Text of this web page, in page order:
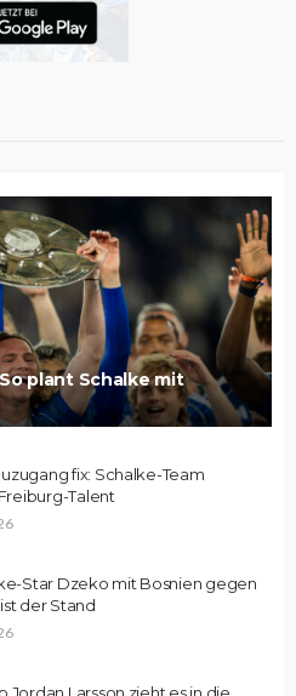
plant Schalke mit
fix: Schalke-Team
Talent
Star Dzeko mit Bosnien gegen
der Stand